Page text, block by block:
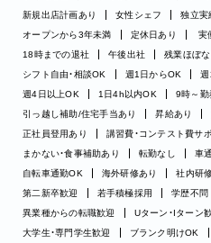
新規出店計画あり
女性シェフ 独立実
オープンから3年未満
定休日あり 実
18時までの退社
午後出社 残業ほぼな
シフト自由・相談OK
週1日からOK
週
週4日以上OK
1日4h以内OK 9時～勤
引っ越し補助/住宅手当あり
昇給あり
正社員登用あり
講習費・コンテスト費サ
まかない・食事補助あり
転勤なし 車
自転車通勤OK
海外研修あり 社内研
第二新卒歓迎
若手積極採用 学歴不問
異業種からの転職歓迎
Uターン・Iターン
大学生・専門学生歓迎
ブランク明けOK